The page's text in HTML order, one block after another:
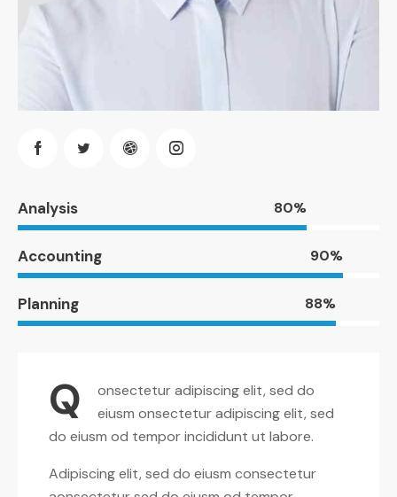
Analysis 80%
Accounting 90%
Planning 88%
Q
onsectetur adipiscing elit, sed do
eiusm onsectetur adipiscing elit, sed
do eiusm od tempor incididunt ut labore.
Adipiscing elit, sed do eiusm consectetur